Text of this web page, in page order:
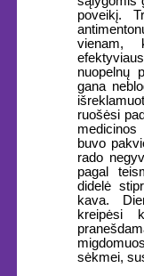
poveikį.
nuopelnų
gana
ruošėsi
buvo
rado
pagal
didelė
kava.
kreipėsi
sėkmei,